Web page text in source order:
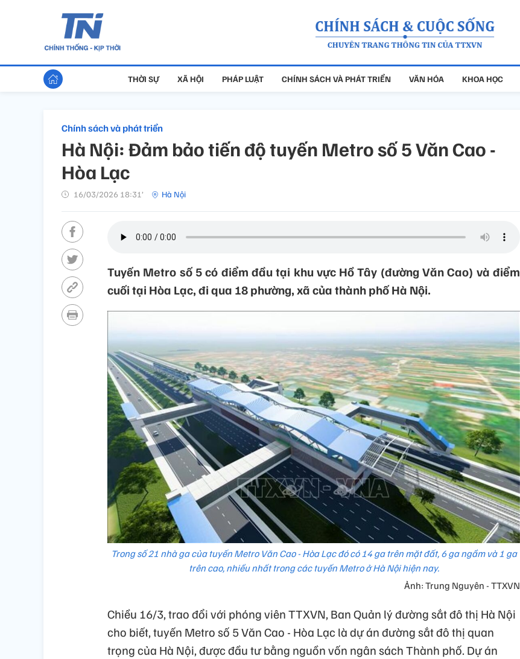
THỜI SỰ XÃ HỘI PHÁP LUẬT CHÍNH SÁCH VÀ PHÁT TRIỂN VĂN HÓA KHOA HỌC
Chính sách và phát triển
Hà Nội: Đảm bảo tiến độ tuyến Metro số 5 Văn Cao -
Hòa Lạc
16/03/2026 18:31’ Hà Nội
Tuyến Metro số 5 có điểm đầu tại khu vực Hồ Tây (đường Văn Cao) và điểm
cuối tại Hòa Lạc, đi qua 18 phường, xã của thành phố Hà Nội.
Trong số 21 nhà ga của tuyến Metro Văn Cao - Hòa Lạc đó có 14 ga trên mặt đất, 6 ga ngầm và 1 ga
trên cao, nhiều nhất trong các tuyến Metro ở Hà Nội hiện nay.
Ảnh: Trung Nguyên - TTXVN
Chiều 16/3, trao đổi với phóng viên TTXVN, Ban Quản lý đường sắt đô thị Hà Nội
cho biết, tuyến Metro số 5 Văn Cao - Hòa Lạc là dự án đường sắt đô thị quan
trọng của Hà Nội, được đầu tư bằng nguồn vốn ngân sách Thành phố. Dự án